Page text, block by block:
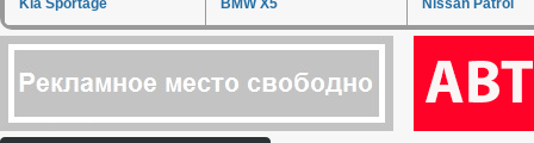
Kia Sportage BMW X5 Nissan Patrol